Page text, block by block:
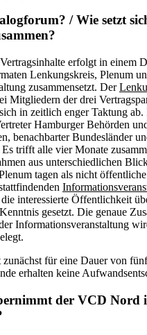
/ Wie setzt
erfolgt in einem
Lenkungskreis, Plenum
zusammensetzt. Der
Mitgliedern der drei
in zeitlich enger Taktung ab.
Hamburger Behörden
benachbarter Bundesländer
trifft alle vier Monate
aus unterschiedlichen
tagen als nicht
interessierte Öffentlichkeit
gesetzt. Die genaue
Informationsveranstaltung
für eine Dauer von
erhalten keine
der VCD Nord